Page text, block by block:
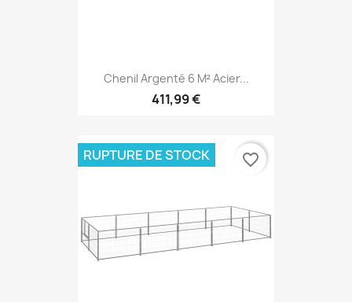
Chenil Argenté 6 M² Acier...
411,99 €
RUPTURE DE STOCK favorite_border